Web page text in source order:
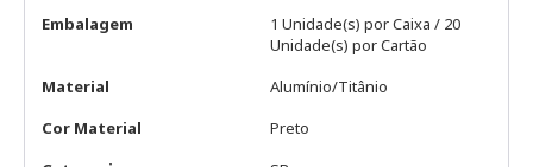
Embalagem
1 Unidade(s) por Caixa / 20
Unidade(s) por Cartão
Material
Alumínio/Titânio
Cor Material
Preto